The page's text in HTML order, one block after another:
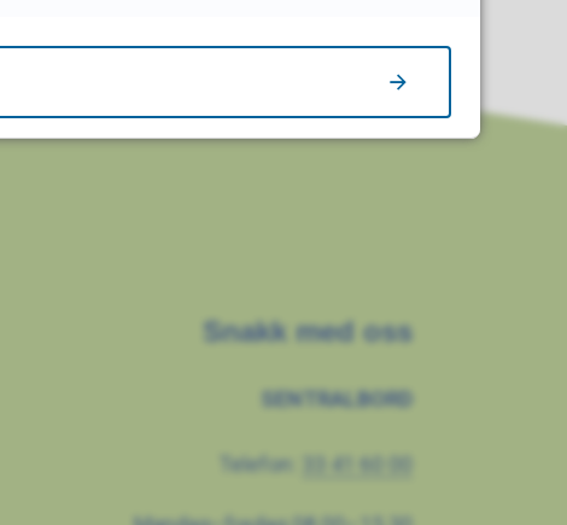
Snakk med oss
SENTRALBORD
Telefon: